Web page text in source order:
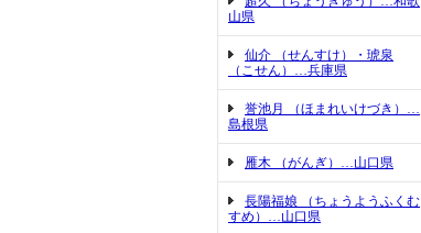
山県
仙介 （せんすけ）・琥泉
（こせん）…兵庫県
誉池月 （ほまれいけづき）…
島根県
雁木 （がんぎ）…山口県
長陽福娘 （ちょうようふくむ
すめ）…山口県